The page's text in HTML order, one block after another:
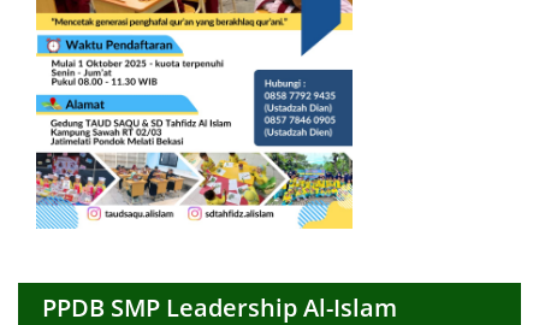
PPDB SMP Leadership Al-Islam